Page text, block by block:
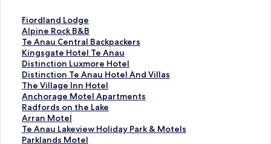
Fiordland Lodge
L
i
n
k
å
b
n
e
r
d
e
n
Alpine Rock B&B
L
i
n
k
å
b
n
e
r
d
e
Te Anau Central Backpackers
L
i
n
k
å
b
n
e
r
d
Kingsgate Hotel Te Anau
L
i
n
k
å
b
n
e
r
Distinction Luxmore Hotel
L
i
n
k
å
b
n
e
Distinction Te Anau Hotel And Villas
L
i
n
k
å
b
n
The Village Inn Hotel
L
i
n
k
å
b
Anchorage Motel Apartments
L
i
n
k
å
Radfords on the Lake
L
i
n
k
Arran Motel
L
i
n
Te Anau Lakeview Holiday Park & Motels
L
iParklands Motel
L